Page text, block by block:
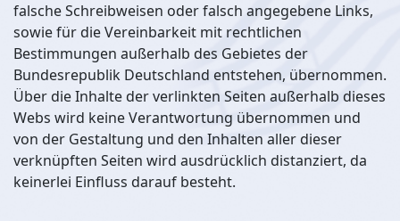
falsche Schreibweisen oder falsch angegebene Links,
sowie für die Vereinbarkeit mit rechtlichen
Bestimmungen außerhalb des Gebietes der
Bundesrepublik Deutschland entstehen, übernommen.
Über die Inhalte der verlinkten Seiten außerhalb dieses
Webs wird keine Verantwortung übernommen und
von der Gestaltung und den Inhalten aller dieser
verknüpften Seiten wird ausdrücklich distanziert, da
keinerlei Einfluss darauf besteht.